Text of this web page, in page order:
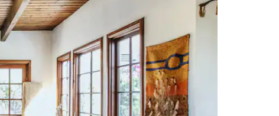
omhoog en omlaag, óf door te tikken of swipen.